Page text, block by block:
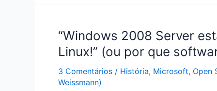
depois,
percebemos:
o
Windows
Me
“Windows 2008 Server
Linux!” (ou por que
3 Comentários / História, Microsoft, Open
Weissmann)